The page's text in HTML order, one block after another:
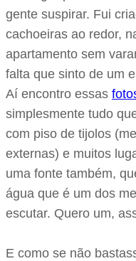
gente suspirar. Fui
cachoeiras ao redor,
apartamento sem
falta que sinto de um
Aí encontro essas
simplesmente tudo
com piso de tijolos
externas) e muitos
uma fonte também,
água que é um dos
escutar. Quero um,
E como se não